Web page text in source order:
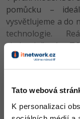
Tato webová
K personalizaci
Ostatní
Fórum
pomůcku –
vysvětlujeme a do
technologie.
zjednodušeným
ISO/OSI slučuje,
podrobnějším